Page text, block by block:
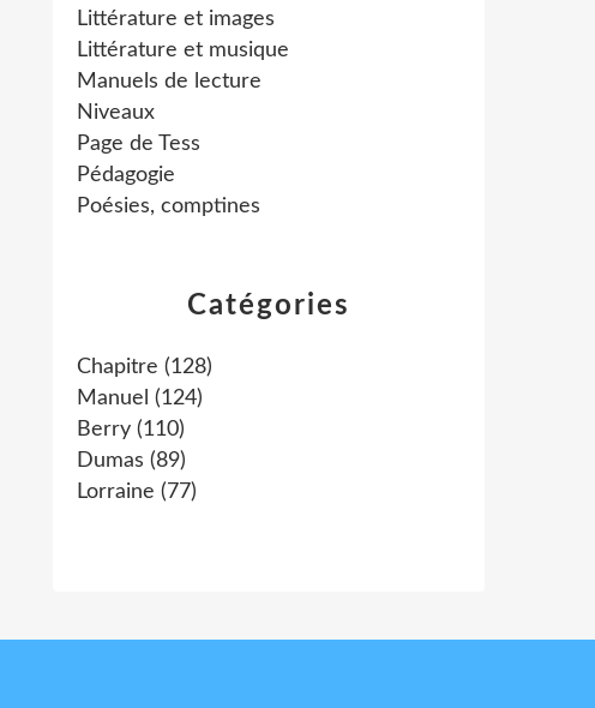
Catégories
Chapitre (128)
Manuel (124)
Berry (110)
Dumas (89)
Lorraine (77)
Littérature et images
Littérature et musique
Manuels de lecture
Niveaux
Page de Tess
Pédagogie
Poésies, comptines